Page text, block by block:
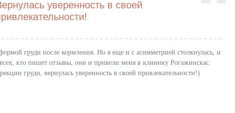
уверенность в своей
груди после кормления. Но я еще и с асимметрией столкнулась, и
кто пишет отзывы, они и привели меня в клинику Рогажинскас.
груди, вернулась уверенность в своей привлекательности!)